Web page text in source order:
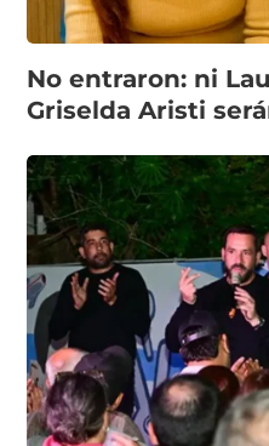
No entraron: ni
Griselda Aristi